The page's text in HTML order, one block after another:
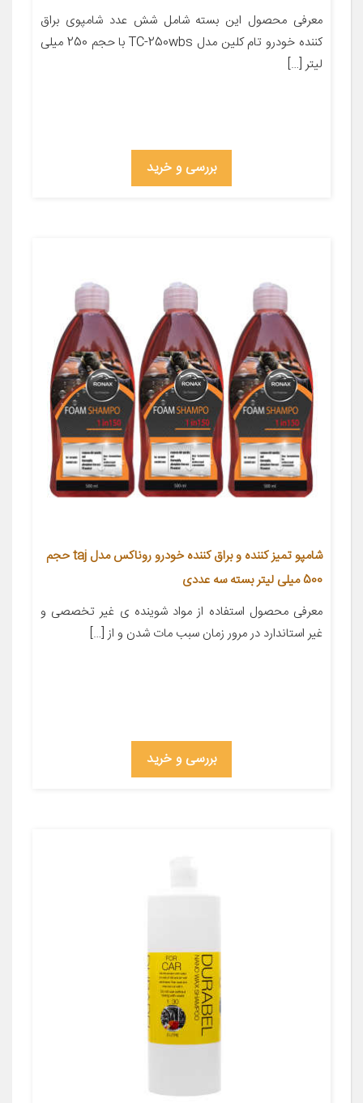
معرفی محصول این بسته شامل شش عدد شامپوی براق
کننده خودرو تام کلین مدل TC-250wbs با حجم 250 میلی
لیتر […]
بررسی و خرید
شامپو تمیز کننده و براق کننده خودرو روناکس مدل taj حجم
500 میلی لیتر بسته سه عددی
معرفی محصول استفاده از مواد شوینده ی غیر تخصصی و
غیر استاندارد در مرور زمان سبب مات شدن و از […]
بررسی و خرید